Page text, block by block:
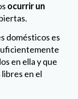
ocurrir un
domésticos es
en ella y que
en el